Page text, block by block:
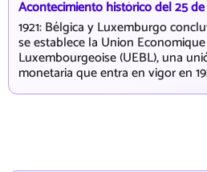
Acontecimiento histórico del 25
1921: Bélgica y Luxemburgo
se establece la Union
Luxembourgeoise (UEBL), una
monetaria que entra en vigor en